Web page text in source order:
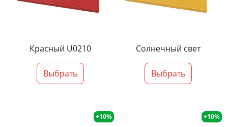
Красный U0210
Выбрать
Солнечный свет
Выбрать
+10% +10%